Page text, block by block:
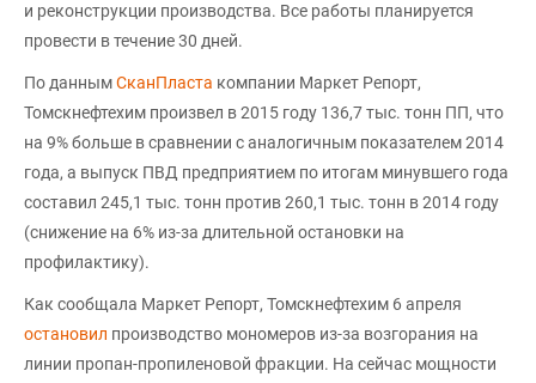
и реконструкции производства. Все работы планируется
провести в течение 30 дней.
По даннымСканПласта компании Маркет Репорт,
Томскнефтехим произвел в 2015 году 136,7 тыс. тонн ПП, что
на 9% больше в сравнении с аналогичным показателем 2014
года, а выпуск ПВД предприятием по итогам минувшего года
составил 245,1 тыс. тонн против 260,1 тыс. тонн в 2014 году
(снижение на 6% из-за длительной остановки на
профилактику).
Как сообщала Маркет Репорт, Томскнефтехим 6 апреля
остановил производство мономеров из-за возгорания на
линии пропан-пропиленовой фракции. На сейчас мощности